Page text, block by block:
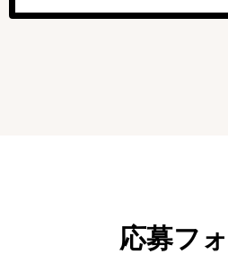
応募フ